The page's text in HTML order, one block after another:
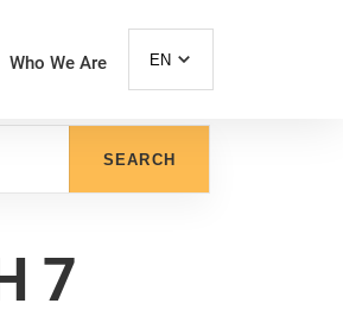
Who We Are EN
SEARCH
7